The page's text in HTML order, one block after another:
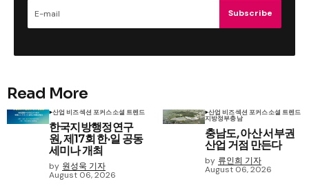
Subscribe
Read More
산업 비즈섹션 포커스소셜 트렌드
한국지방행정연구
원, 제17회 한·일 공동
세미나 개최
by 원성욱 기자
August 06, 2026
산업 비즈섹션 포커스소셜 트렌드
지방정부충남
충남도, 아산 서부권
산업 거점 만든다
by 류인희 기자
August 06, 2026